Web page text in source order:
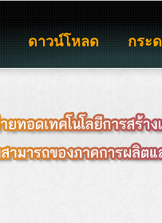
ดาวน์โหลด กระ